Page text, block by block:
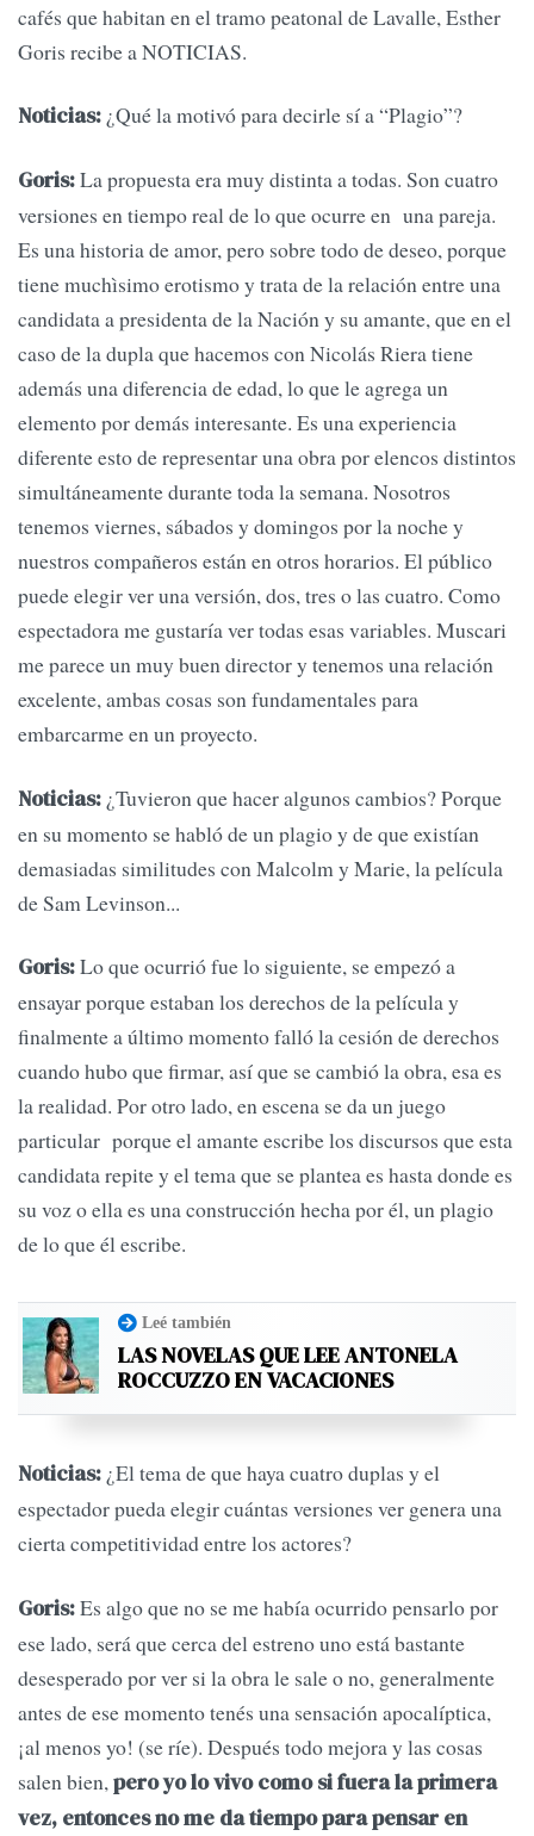
cafés que habitan en el tramo peatonal de Lavalle, Esther
Goris recibe a NOTICIAS.
Noticias: ¿Qué la motivó para decirle sí a “Plagio”?
Goris:La propuesta era muy distinta a todas. Son cuatro
versiones en tiempo real de lo que ocurre en una pareja.
Es una historia de amor, pero sobre todo de deseo, porque
tiene muchìsimo erotismo y trata de la relación entre una
candidata a presidenta de la Nación y su amante, que en el
caso de la dupla que hacemos con Nicolás Riera tiene
además una diferencia de edad, lo que le agrega un
elemento por demás interesante. Es una experiencia
diferente esto de representar una obra por elencos distintos
simultáneamente durante toda la semana. Nosotros
tenemos viernes, sábados y domingos por la noche y
nuestros compañeros están en otros horarios. El público
puede elegir ver una versión, dos, tres o las cuatro. Como
espectadora me gustaría ver todas esas variables. Muscari
me parece un muy buen director y tenemos una relación
excelente, ambas cosas son fundamentales para
embarcarme en un proyecto.
Noticias: ¿Tuvieron que hacer algunos cambios? Porque
en su momento se habló de un plagio y de que existían
demasiadas similitudes con Malcolm y Marie, la película
de Sam Levinson...
Goris:Lo que ocurrió fue lo siguiente, se empezó a
ensayar porque estaban los derechos de la película y
finalmente a último momento falló la cesión de derechos
cuando hubo que firmar, así que se cambió la obra, esa es
la realidad. Por otro lado, en escena se da un juego
particular porque el amante escribe los discursos que esta
candidata repite y el tema que se plantea es hasta donde es
su voz o ella es una construcción hecha por él, un plagio
de lo que él escribe.
Leé también
LAS NOVELAS QUE LEE ANTONELA
ROCCUZZO EN VACACIONES
Noticias: ¿El tema de que haya cuatro duplas y el
espectador pueda elegir cuántas versiones ver genera una
cierta competitividad entre los actores?
Goris:Es algo que no se me había ocurrido pensarlo por
ese lado, será que cerca del estreno uno está bastante
desesperado por ver si la obra le sale o no, generalmente
antes de ese momento tenés una sensación apocalíptica,
¡al menos yo! (se ríe). Después todo mejora y las cosas
salen bien,pero yo lo vivo como si fuera la primera
vez, entonces no me da tiempo para pensar en